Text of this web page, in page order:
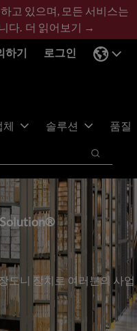
고 있으며, 모든 서비스는
다. 더 읽어보기 →
하기 로그인
체 솔루션
품질
검색
Solution®
도니 장치로 여러분의 사업